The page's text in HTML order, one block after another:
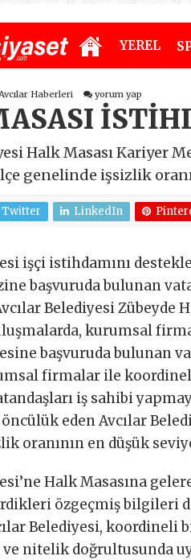
YEREL
Haberleri yorum yap
Halk Masası Kariyer
genelinde işsizlik
Twitter LinkedIn
işçi istihdamını
başvuruda bulunan
Belediyesi Zübeyde
kurumsal
başvuruda bulunan
firmalar ile koordineli
iş sahibi
eden Avcılar
oranının en düşük
Halk Masasına
özgeçmiş bilgileri
Belediyesi, koordineli
nitelik doğrultusunda